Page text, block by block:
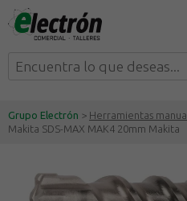
Grupo Electrón > Herramientas
Makita SDS-MAX MAK4 20mm Makita